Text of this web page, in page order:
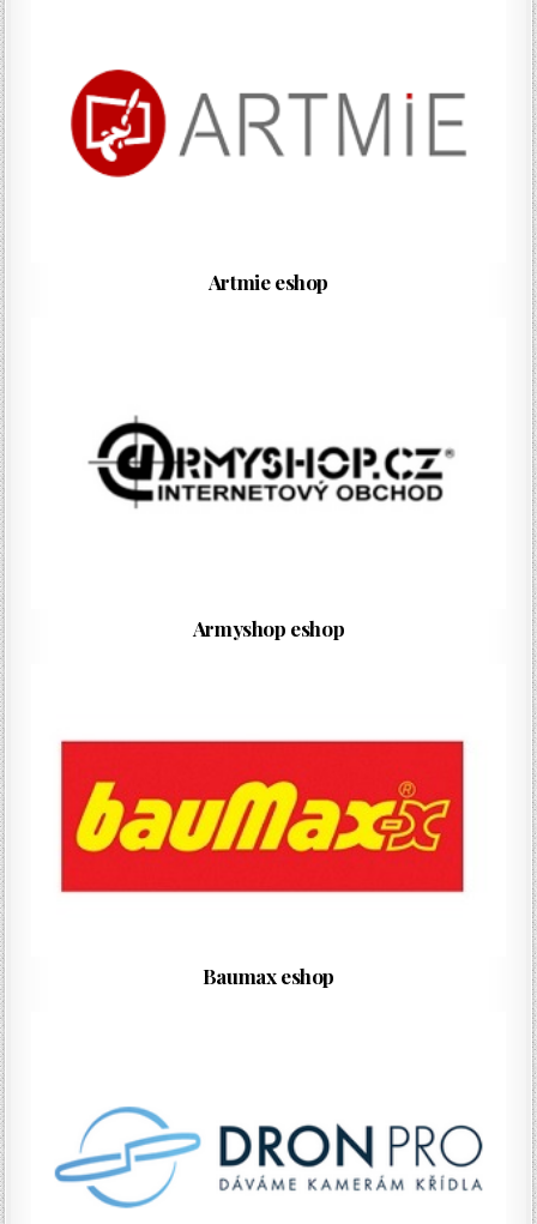
Artmie eshop
Armyshop eshop
Baumax eshop